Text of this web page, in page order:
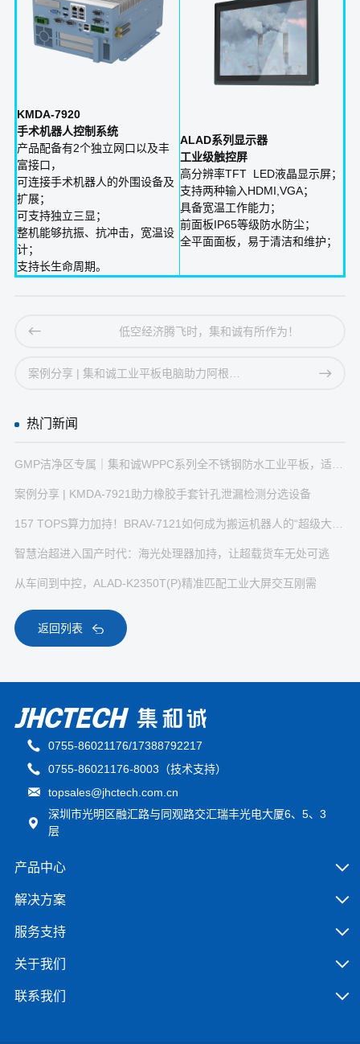
KMDA-7920
手术机器人控制系统
产品配备有2个独立网口以及丰
富接口，
可连接手术机器人的外围设备及
扩展；
可支持独立三显；
整机能够抗振、抗冲击，宽温设
计；
支持长生命周期。
ALAD系列显示器
工业级触控屏
高分辨率TFT LED液晶显示屏；
支持两种输入HDMI,VGA；
具备宽温工作能力；
前面板IP65等级防水防尘；
全平面面板，易于清洁和维护；
低空经济腾飞时，集和诚有所作为！
热门新闻
案例分享 | KMDA-7921助力橡胶手套针孔泄漏检测分选设备
智慧治超进入国产时代：海光处理器加持，让超载货车无处可逃
从车间到中控，ALAD-K2350T(P)精准匹配工业大屏交互刚需
返回列表
0755-86021176/17388792217
0755-86021176-8003（技术支持）
topsales@jhctech.com.cn
深圳市光明区融汇路与同观路交汇瑞丰光电大厦6、5、3
层
产品中心
解决方案
服务支持
关于我们
联系我们